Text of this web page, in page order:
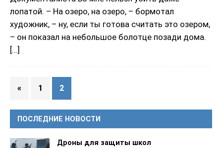
лопатой. – На озеро, на озеро, – бормотал
художник, – ну, если ты готова считать это озером,
– он показал на небольшое болотце позади дома.
[…]
« 1 2
ПОСЛЕДНИЕ НОВОСТИ
Дроны для защиты школ